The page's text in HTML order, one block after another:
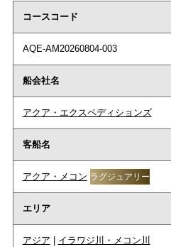
コースコード
AQE-AM20260804-003
船会社名
アクア・エクスペディションズ
客船名
アクア・メコン ラグジュアリー
エリア
アジア イラワジ川・メコン川